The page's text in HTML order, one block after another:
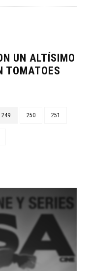
UN ALTÍSIMO
TOMATOES
249 250 251